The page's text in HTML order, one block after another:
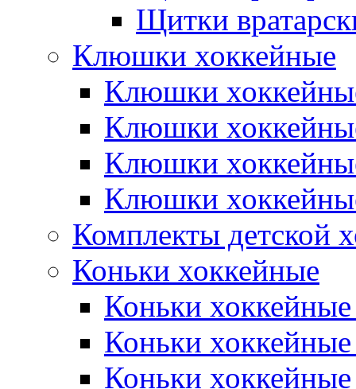
Щитки
Клюшки хоккейные
Клюшки
Клюшки
Клюшки
Клюшки
Комплекты детской
Коньки хоккейные
Коньки хоккейные
Коньки
Коньки